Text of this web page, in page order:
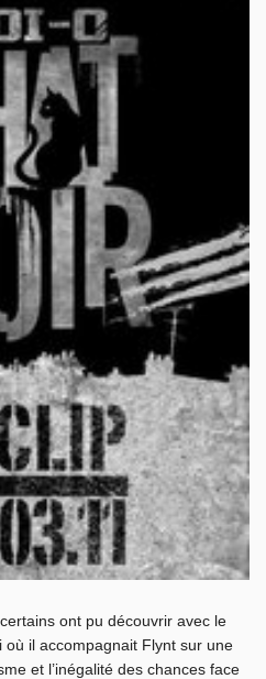
ont pu découvrir avec le
où il accompagnait Flynt sur une
et l’inégalité des chances face